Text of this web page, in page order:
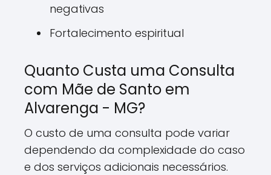
negativas
Fortalecimento espiritual
Quanto Custa uma Consulta
com Mãe de Santo em
Alvarenga - MG?
O custo de uma consulta pode variar
dependendo da complexidade do caso
e dos serviços adicionais necessários.